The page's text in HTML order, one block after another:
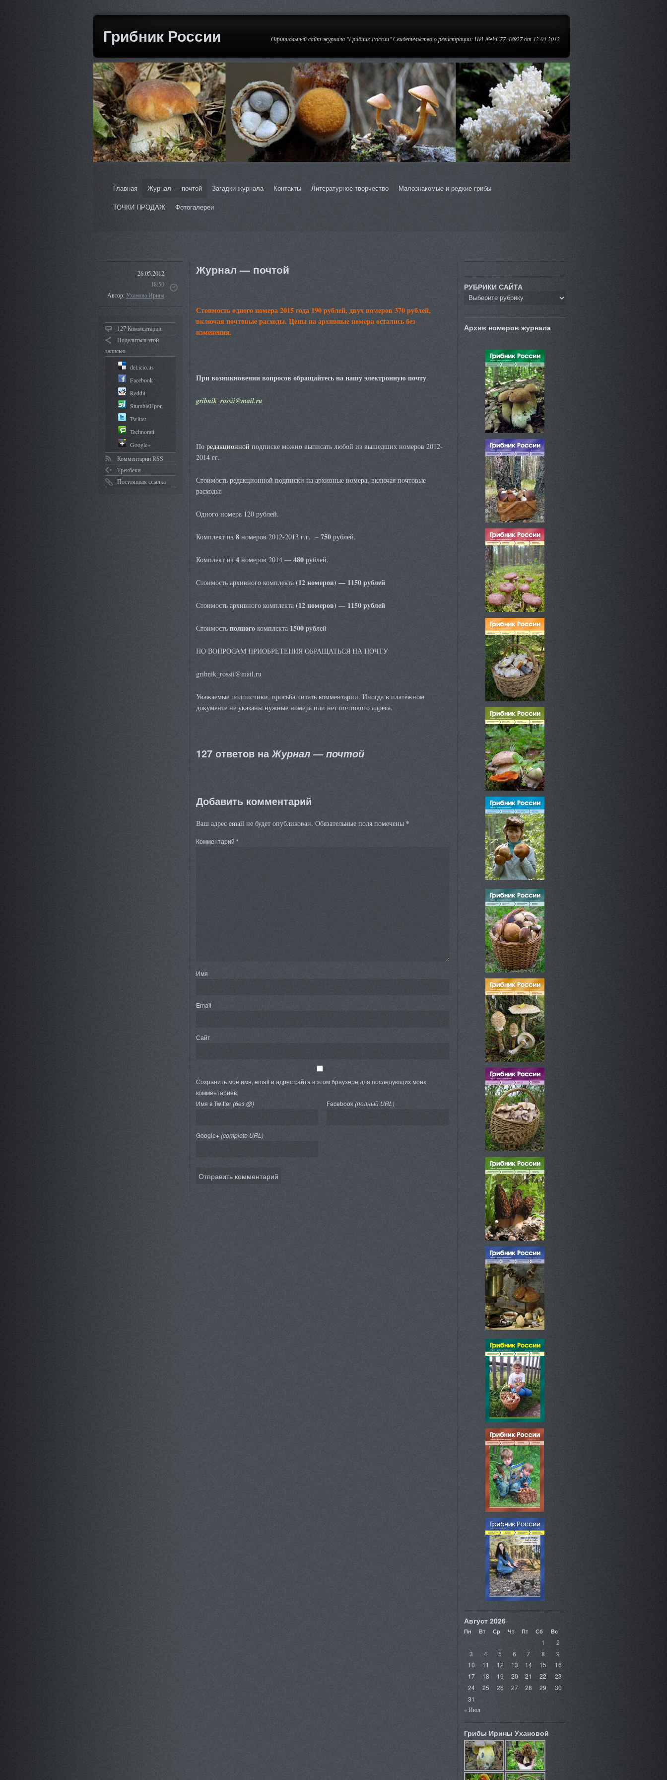
Грибник России Официальный сайт журнала "Грибник России" Свидетельство о регистрации: ПИ №ФС77-48927 от 12.03 2012
Главная Журнал — почтой Загадки журнала Контакты Литературное творчество
Малознакомые и редкие грибы
ТОЧКИ ПРОДАЖ
Фотогалереи
26.05.2012
18:50
Автор:Уханова Ирина
127 Комментарии
Поделиться этой
записью
del.icio.us
Facebook
Reddit
StumbleUpon
Twitter
Technorati
Google+
Комментарии RSS
Трекбеки
Постоянная ссылка
Журнал — почтой
Стоимость одного номера 2015 года 190 рублей, двух номеров 370 рублей,
включая почтовые расходы. Цены на архивные номера остались без
изменения.
При возникновении вопросов обращайтесь на нашу электронную почту
gribnik_rossii@mail.ru
По редакционной подписке можно выписать любой из вышедших номеров 2012-
2014 гг.
Стоимость редакционной подписки на архивные номера, включая почтовые
расходы:
Одного номера 120 рублей.
Комплект из 8номеров 2012-2013 г.г. – 750рублей.
Комплект из 4номеров 2014 — 480рублей.
Стоимость архивного комплекта(12 номеров) — 1150 рублей
Стоимость архивного комплекта(12 номеров) — 1150 рублей
Стоимость полногокомплекта 1500рублей
ПО ВОПРОСАМ ПРИОБРЕТЕНИЯ ОБРАЩАТЬСЯ НА ПОЧТУ
gribnik_rossii@mail.ru
Уважаемые подписчики, просьба читать комментарии. Иногда в платёжном
документе не указаны нужные номера или нет почтового адреса.
127 ответов наЖурнал — почтой
Добавить комментарий
Ваш адрес email не будет опубликован. Обязательные поля помечены *
Комментарий *
Имя
Email
Сайт
Сохранить моё имя, email и адрес сайта в этом браузере для последующих моих
комментариев.
Имя в Twitter(без @) Facebook(полный URL)
Google+(complete URL)
РУБРИКИ САЙТА
Архив номеров журнала
Август 2026
Пн Вт Ср Чт Пт Сб Вс
1
2
3
4 5 6 7 8
9
10
11 12 13 14 15
16
17
18 19 20 21 22
23
24
25 26 27 28 29
30
31
« Июл
Грибы Ирины Ухановой